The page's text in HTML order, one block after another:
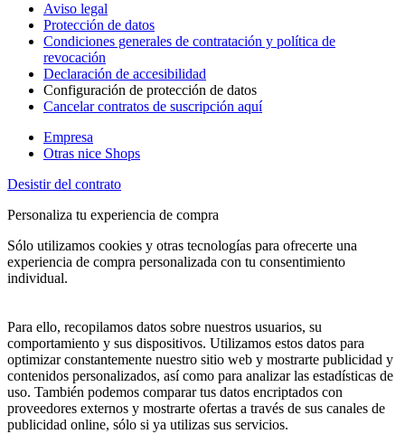
Aviso legal
Protección de datos
Condiciones generales de contratación y política de
revocación
Declaración de accesibilidad
Configuración de protección de datos
Cancelar contratos de suscripción aquí
Empresa
Otras nice Shops
Desistir del contrato
Personaliza tu experiencia de compra
Sólo utilizamos cookies y otras tecnologías para ofrecerte una
experiencia de compra personalizada con tu consentimiento
individual.
Para ello, recopilamos datos sobre nuestros usuarios, su
comportamiento y sus dispositivos. Utilizamos estos datos para
optimizar constantemente nuestro sitio web y mostrarte publicidad y
contenidos personalizados, así como para analizar las estadísticas de
uso. También podemos comparar tus datos encriptados con
proveedores externos y mostrarte ofertas a través de sus canales de
publicidad online, sólo si ya utilizas sus servicios.